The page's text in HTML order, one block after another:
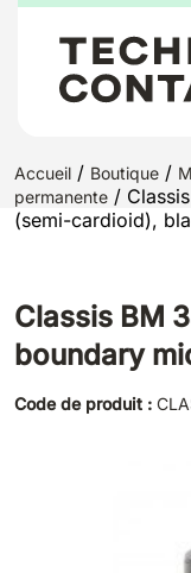
Accueil / Boutique /
permanente /
(semi-cardioid),
Classis BM
boundary
Code de produit :